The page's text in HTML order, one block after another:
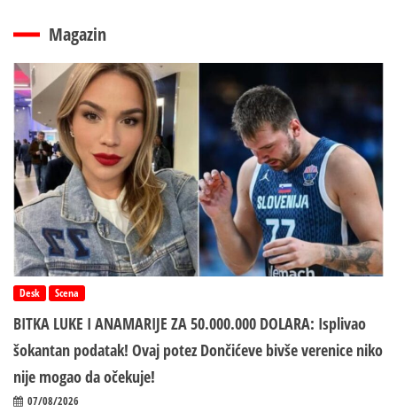
Magazin
Desk Scena
BITKA LUKE I ANAMARIJE ZA 50.000.000 DOLARA: Isplivao
šokantan podatak! Ovaj potez Dončićeve bivše verenice niko
nije mogao da očekuje!
07/08/2026